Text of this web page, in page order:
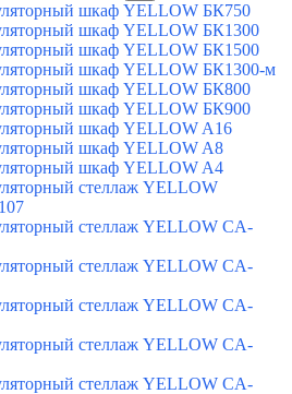
шкаф YELLOW БК750
шкаф YELLOW БК1300
шкаф YELLOW БК1500
шкаф YELLOW БК1300-м
шкаф YELLOW БК800
шкаф YELLOW БК900
шкаф YELLOW A16
шкаф YELLOW A8
шкаф YELLOW A4
стеллаж YELLOW
стеллаж YELLOW CA-
стеллаж YELLOW CA-
стеллаж YELLOW CA-
стеллаж YELLOW CA-
стеллаж YELLOW CA-